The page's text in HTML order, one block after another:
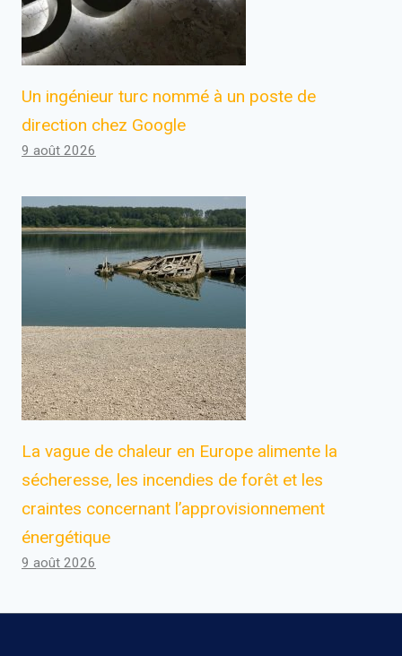
Un ingénieur turc nommé à un poste de
direction chez Google
9 août 2026
La vague de chaleur en Europe alimente la
sécheresse, les incendies de forêt et les
craintes concernant l’approvisionnement
énergétique
9 août 2026